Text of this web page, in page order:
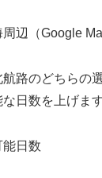
辺（Google
路のどちらの
日数を上げます
日数